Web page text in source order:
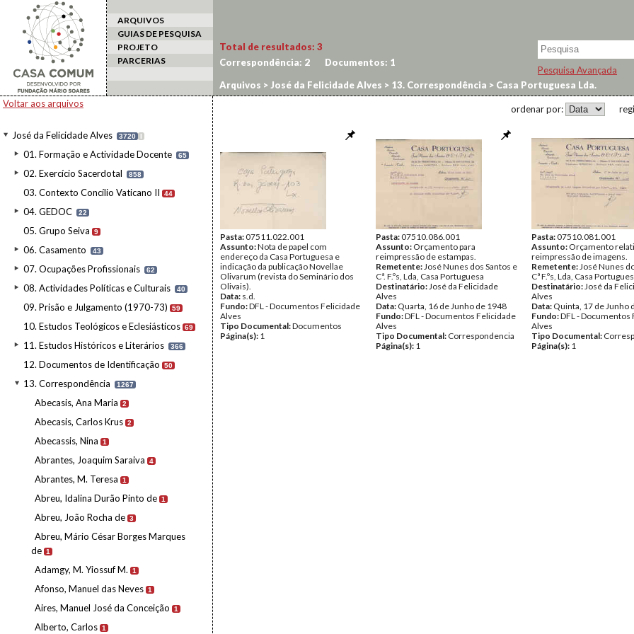
ARQUIVOS
GUIAS DE PESQUISA
PROJETO
PARCERIAS
Pesquisa Avançada
Voltar aos arquivos
José da Felicidade Alves 3720 I
01. Formação e Actividade Docente 65
02. Exercício Sacerdotal 858
03. Contexto Concílio Vaticano II 44
04. GEDOC 22
05. Grupo Seiva 9
06. Casamento 43
07. Ocupações Profissionais 62
08. Actividades Políticas e Culturais 40
09. Prisão e Julgamento (1970-73) 59
10. Estudos Teológicos e Eclesiásticos 69
11. Estudos Históricos e Literários 366
12. Documentos de Identificação 50
13. Correspondência 1267
Abecasis, Ana Maria 2
Abecasis, Carlos Krus 2
Abecassis, Nina 1
Abrantes, Joaquim Saraiva 4
Abrantes, M. Teresa 1
Abreu, Idalina Durão Pinto de 1
Abreu, João Rocha de 3
Abreu, Mário César Borges Marques
de 1
Adamgy, M. Yiossuf M. 1
Afonso, Manuel das Neves 1
Aires, Manuel José da Conceição 1
Alberto, Carlos 1
Total de resultados: 3
Correspondência: 2 Documentos: 1
Arquivos > José da Felicidade Alves > 13. Correspondência > Casa Portuguesa Lda.
ordenar por:
Pasta:07511.022.001
Assunto:Nota de papel com
endereço da Casa Portuguesa e
indicação da publicação Novellae
Olivarum (revista do Seminário dos
Olivais).
Data: s.d.
Fundo:DFL - Documentos Felicidade
Alves
Tipo Documental:Documentos
Página(s): 1
Pasta:07510.086.001
Assunto: Orçamento para
reimpressão de estampas.
Remetente:José Nunes dos Santos e
Cª. F.ºs, Lda, Casa Portuguesa
Destinatário:José da Felicidade
Alves
Data: Quarta, 16 de Junho de 1948
Fundo:DFL - Documentos Felicidade
Alves
Tipo Documental: Correspondencia
Página(s): 1
Pasta:07510.081.001
Assunto: Orçamento
reimpressão de imagens.
Remetente:José Nunes
Cª F.ºs, Lda, Casa
Destinatário:José da
Alves
Data: Quinta, 17 de Junho
Fundo:DFL - Documentos
Alves
Tipo Documental:
Página(s): 1